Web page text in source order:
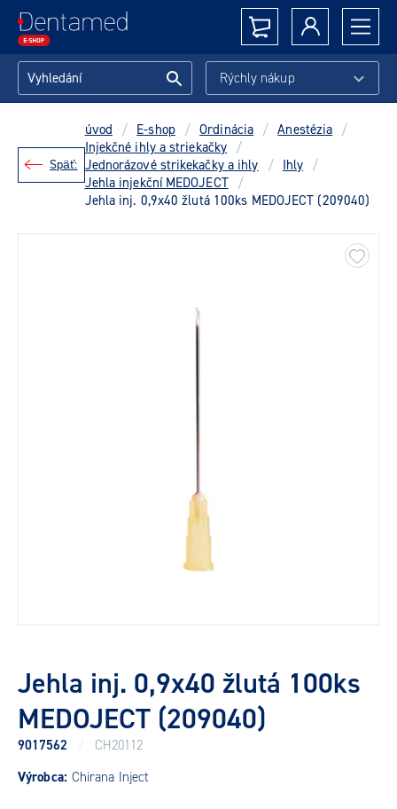
Rýchly nákup
Späť:
úvod / E-shop / Ordinácia / Anestézia /
Injekčné ihly a striekačky /
Jednorázové strikekačky a ihly / Ihly /
Jehla injekční MEDOJECT /
Jehla inj. 0,9x40 žlutá 100ks MEDOJECT (209040)
Jehla inj. 0,9x40 žlutá 100ks
MEDOJECT (209040)
9017562
CH20112
Výrobca: Chirana Inject